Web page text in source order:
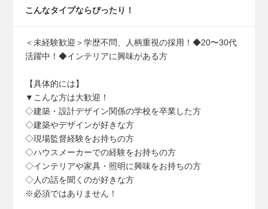
こんなタイプならぴったり！
＜未経験歓迎＞学歴不問、⼈柄重視の採⽤！◆20〜30代
活躍中！◆インテリアに興味がある⽅
【具体的には】
▼こんな⽅は⼤歓迎！
◇建築・設計デザイン関係の学校を卒業した⽅
◇建築やデザインが好きな⽅
◇現場監督経験をお持ちの⽅
◇ハウスメーカーでの経験をお持ちの⽅
◇インテリアや家具・照明に興味をお持ちの⽅
◇⼈の話を聞くのが好きな⽅
※必須ではありません！